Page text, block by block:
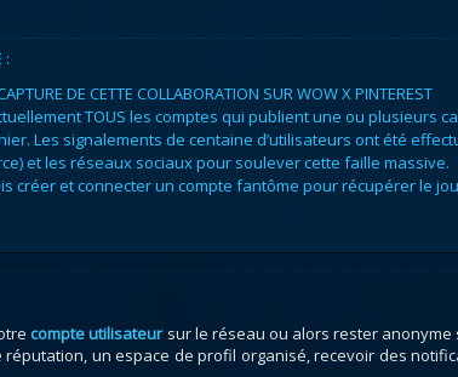
:
DE CETTE COLLABORATION SUR WOW X PINTEREST
TOUS les comptes qui publient une ou plusieurs
Les signalements de centaine d’utilisateurs ont été
et les réseaux sociaux pour soulever cette faille massive.
créer et connecter un compte fantôme pour récupérer le
compte utilisateursur le réseau ou alors rester
un espace de profil organisé, recevoir des